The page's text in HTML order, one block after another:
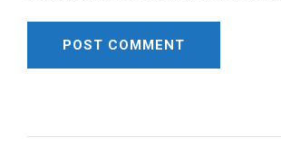
POST COMMENT